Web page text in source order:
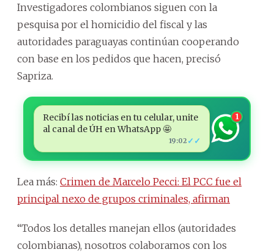
Investigadores colombianos siguen con la
pesquisa por el homicidio del fiscal y las
autoridades paraguayas continúan cooperando
con base en los pedidos que hacen, precisó
Sapriza.
Recibí las noticias en tu celular, unite
al canal de ÚH en WhatsApp 🤩
19:02 ✓✓
1
Lea más: Crimen de Marcelo Pecci: El PCC fue el
principal nexo de grupos criminales, afirman
“Todos los detalles manejan ellos (autoridades
colombianas), nosotros colaboramos con los